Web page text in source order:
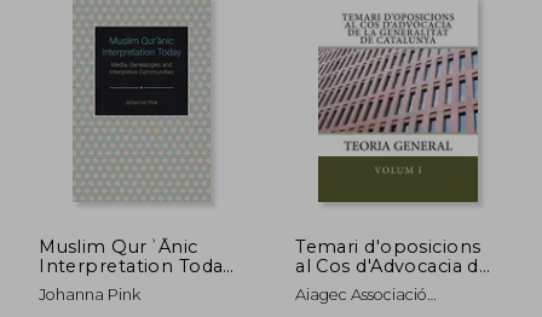
Rápido
Muslim QurʾĀnic
Interpretation Today:
Media, Genealogies
and Interpretive
Johanna Pink
Temari d'oposicions
al Cos d'Advocacia de
la Generalitat de
Catalunya: Volum I.
Aiagec Associació